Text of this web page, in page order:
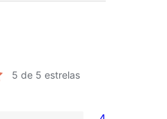
5 de 5 estrelas